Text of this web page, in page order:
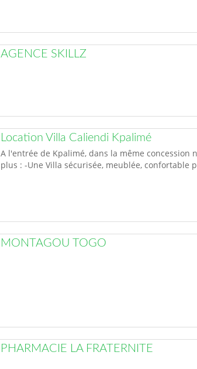
AGENCE SKILLZ
Location Villa Caliendi Kpalimé
A l'entrée de Kpalimé, dans la même concession
plus : -Une Villa sécurisée, meublée, confortable
MONTAGOU TOGO
PHARMACIE LA FRATERNITE